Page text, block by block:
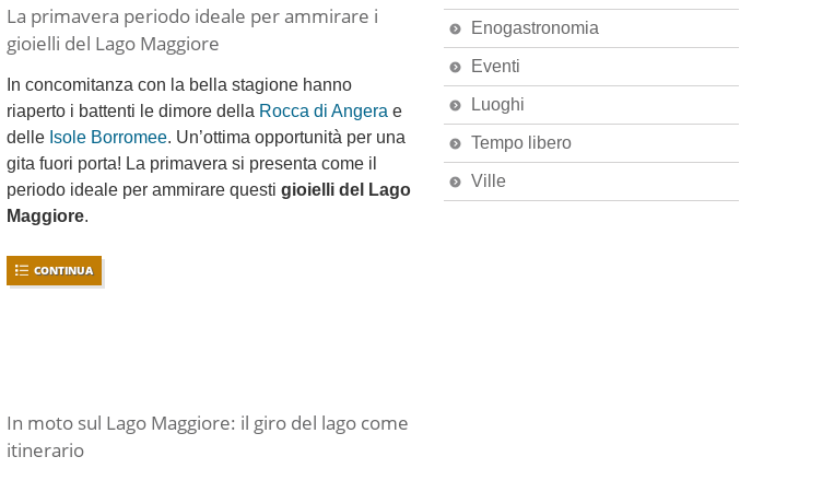
La primavera periodo ideale per ammirare i
gioielli del Lago Maggiore
In concomitanza con la bella stagione hanno
riaperto i battenti le dimore della Rocca di Angera e
delle Isole Borromee. Un’ottima opportunità per una
gita fuori porta! La primavera si presenta come il
periodo ideale per ammirare questi gioielli del Lago
Maggiore.
CONTINUA
In moto sul Lago Maggiore: il giro del lago come
itinerario
Enogastronomia
Eventi
Luoghi
Tempo libero
Ville